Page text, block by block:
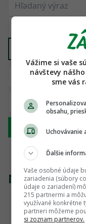
Bazény a
Nenašli
Vážime si vaše
návštevy
sme vás
obsahu,
Ďalšie
Vaše osobné údaje
zariadenia (súbory
údaje o zariadení)
215 partnermi a
využívané konkrétne
partneri môžeme
si zoznam partnerov.